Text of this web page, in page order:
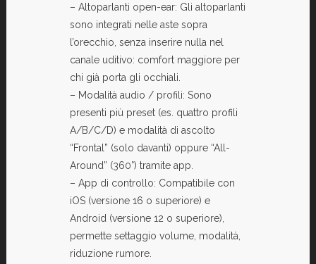
– Altoparlanti open-ear: Gli altoparlanti
sono integrati nelle aste sopra
l’orecchio, senza inserire nulla nel
canale uditivo: comfort maggiore per
chi già porta gli occhiali.
– Modalità audio / profili: Sono
presenti più preset (es. quattro profili
A/B/C/D) e modalità di ascolto
“Frontal” (solo davanti) oppure “All-
Around” (360°) tramite app.
– App di controllo: Compatibile con
iOS (versione 16 o superiore) e
Android (versione 12 o superiore),
permette settaggio volume, modalità,
riduzione rumore.